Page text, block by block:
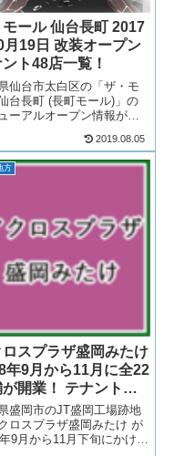
ール 仙台長町 2017
月19日 改装オープン
ト48店一覧！
仙台市太白区の「ザ・モ
台長町 (長町モール)」の
ーアルオープン情報が明
ルを実施し、10月19日を中
たに48店舗（リニューア
プン含む）が開業しま
2019.08.05
方
ロスプラザ盛岡みたけ
年9月から11月に全22
が開業！ テナント
盛岡市のJT盛岡工場跡地
ロスプラザ盛岡みたけ が
9月から11月下旬にかけて